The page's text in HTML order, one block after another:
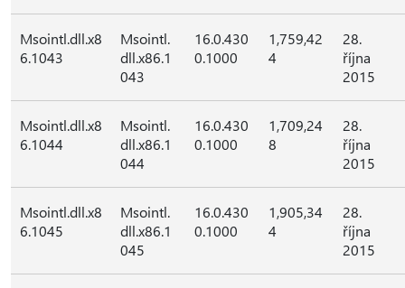
Msointl.dll.x8
6.1043
Msointl.
dll.x86.1
043
16.0.430
0.1000
1,759,42
4
28.
října
2015
Msointl.dll.x8
6.1044
Msointl.
dll.x86.1
044
16.0.430
0.1000
1,709,24
8
28.
října
2015
Msointl.dll.x8
6.1045
Msointl.
dll.x86.1
045
16.0.430
0.1000
1,905,34
4
28.
října
2015